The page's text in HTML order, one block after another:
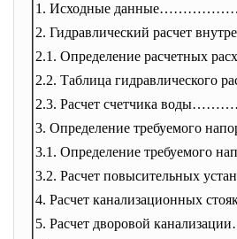
1. Исходные
2. Гидравлический расчет
2.1. Определение расчетных
2.2. Таблица гидравлического
2.3. Расчет счетчика
3. Определение
3.1. Определение требуемого
3.2. Расчет повысительных
4. Расчет канализационных
5. Расчет дворовой